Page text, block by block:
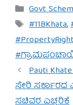
Categories
Govt
Tags
#11BKhata,
Pauti
ಸೇರಿ
ಸಚಿವರ ಎಚ್ಚರಿಕೆ